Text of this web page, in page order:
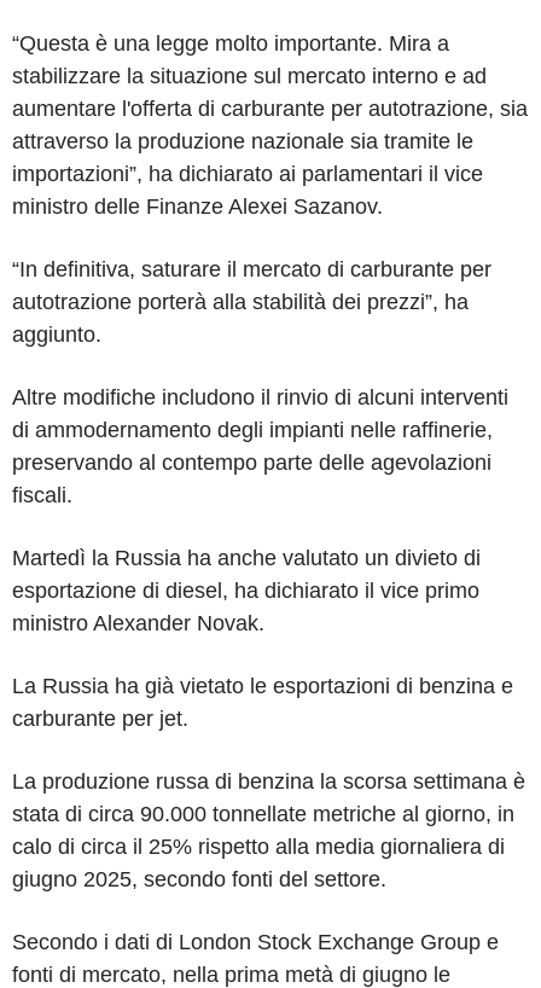
“Questa è una legge molto importante. Mira a
stabilizzare la situazione sul mercato interno e ad
aumentare l'offerta di carburante per autotrazione, sia
attraverso la produzione nazionale sia tramite le
importazioni”, ha dichiarato ai parlamentari il vice
ministro delle Finanze Alexei Sazanov.
“In definitiva, saturare il mercato di carburante per
autotrazione porterà alla stabilità dei prezzi”, ha
aggiunto.
Altre modifiche includono il rinvio di alcuni interventi
di ammodernamento degli impianti nelle raffinerie,
preservando al contempo parte delle agevolazioni
fiscali.
Martedì la Russia ha anche valutato un divieto di
esportazione di diesel, ha dichiarato il vice primo
ministro Alexander Novak.
La Russia ha già vietato le esportazioni di benzina e
carburante per jet.
La produzione russa di benzina la scorsa settimana è
stata di circa 90.000 tonnellate metriche al giorno, in
calo di circa il 25% rispetto alla media giornaliera di
giugno 2025, secondo fonti del settore.
Secondo i dati di London Stock Exchange Group e
fonti di mercato, nella prima metà di giugno le